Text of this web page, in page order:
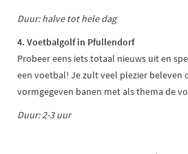
Duur: halve tot hele dag
4. Voetbalgolf in Pfullendorf
Probeer eens iets totaal nieuws uit en
een voetbal! Je zult veel plezier beleven
vormgegeven banen met als thema de
Duur: 2-3 uur